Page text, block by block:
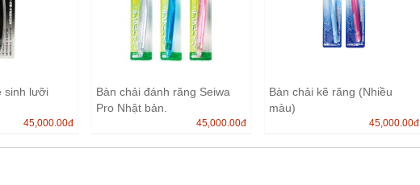
sinh lưỡi
45,000.00đ
Bàn chải đánh răng Seiwa
Pro Nhật bản.
45,000.00đ
Bàn chải kẽ răng (Nhiều
màu)
45,000.00đ